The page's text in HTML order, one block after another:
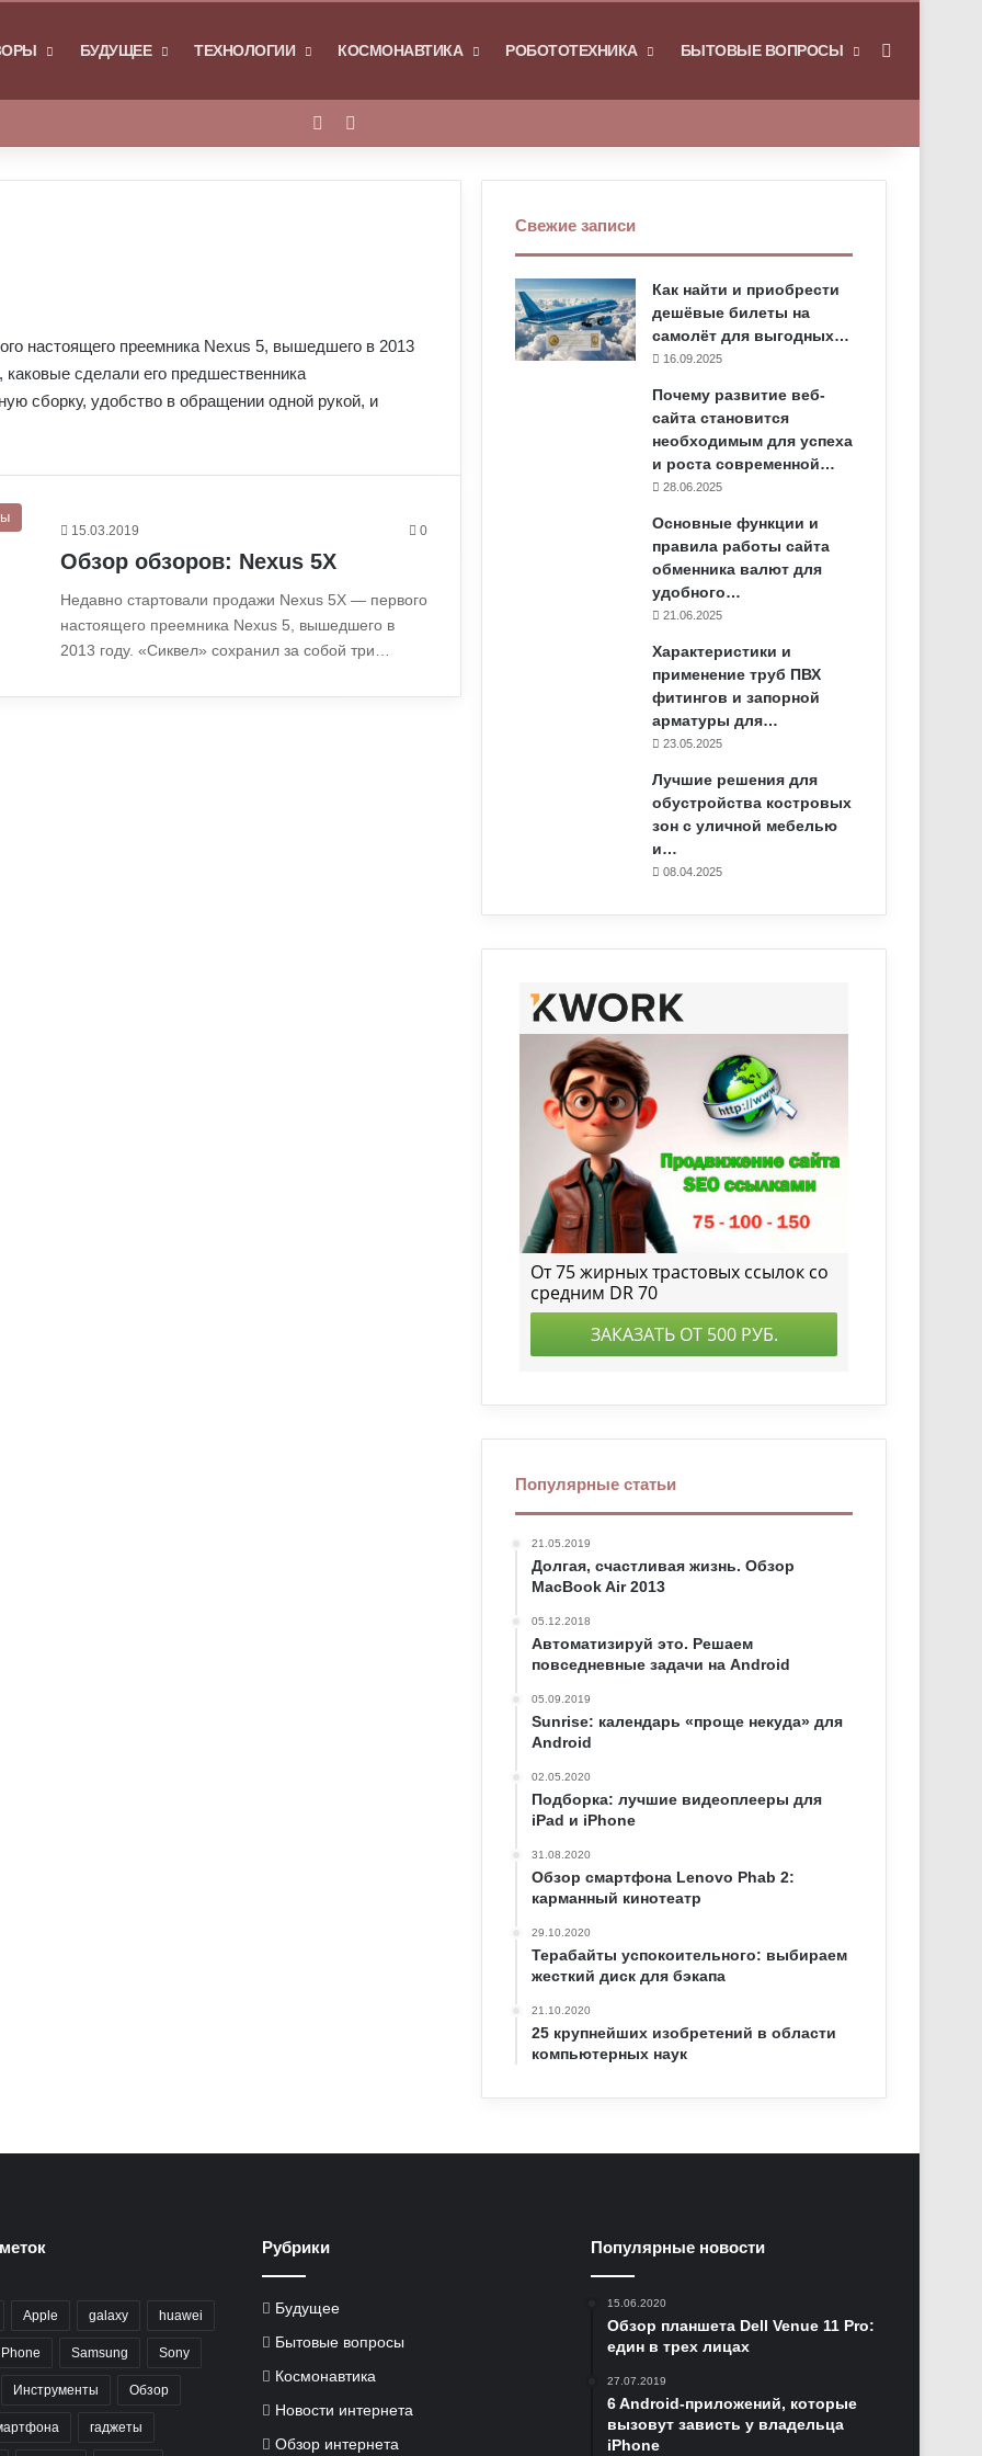
БУДУЩЕЕ ТЕХНОЛОГИИ КОСМОНАВТИКА РОБОТОТЕХНИКА БЫТОВЫЕ ВОПРОСЫ
Войти
настоящего преемника Nexus 5, вышедшего в 2013
каковые сделали его предшественника
сборку, удобство в обращении одной рукой, и
15.03.2019 0
Обзор обзоров: Nexus 5X
Недавно стартовали продажи Nexus 5X — первого
настоящего преемника Nexus 5, вышедшего в
2013 году. «Сиквел» сохранил за собой три…
Свежие записи
Как найти и приобрести
дешёвые билеты на
самолёт для выгодных…
16.09.2025
Почему развитие веб-
сайта становится
необходимым для успеха
и роста современной…
28.06.2025
Основные функции и
правила работы сайта
обменника валют для
удобного…
21.06.2025
Характеристики и
применение труб ПВХ
фитингов и запорной
арматуры для…
23.05.2025
Лучшие решения для
обустройства костровых
зон с уличной мебелью
и…
08.04.2025
Популярные статьи
21.05.2019
Долгая, счастливая жизнь. Обзор
MacBook Air 2013
05.12.2018
Автоматизируй это. Решаем
повседневные задачи на Android
05.09.2019
Sunrise: календарь «проще некуда» для
Android
02.05.2020
Подборка: лучшие видеоплееры для
iPad и iPhone
31.08.2020
Обзор смартфона Lenovo Phab 2:
карманный кинотеатр
29.10.2020
Терабайты успокоительного: выбираем
жесткий диск для бэкапа
21.10.2020
25 крупнейших изобретений в области
компьютерных наук
Apple galaxy huawei
Samsung Sony
Инструменты Обзор
гаджеты
Рубрики
Будущее
Бытовые вопросы
Космонавтика
Новости интернета
Обзор интернета
Популярные новости
15.06.2020
Обзор планшета Dell Venue 11 Pro:
един в трех лицах
27.07.2019
6 Android-приложений, которые
вызовут зависть у владельца
iPhone